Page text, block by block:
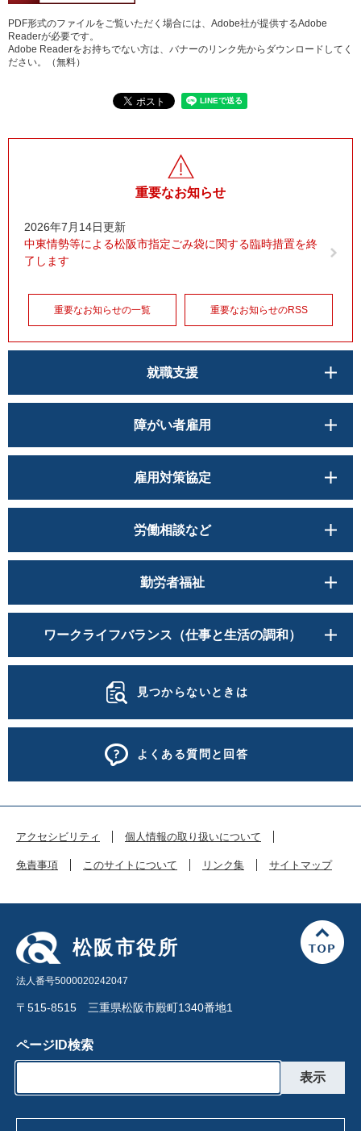
PDF形式のファイルをご覧いただく場合には、Adobe社が提供するAdobe
Readerが必要です。
Adobe Readerをお持ちでない方は、バナーのリンク先からダウンロードしてく
ださい。（無料）
重要なお知らせ
2026年7月14日更新
中東情勢等による松阪市指定ごみ袋に関する臨時措置を終
了します
重要なお知らせの一覧 重要なお知らせのRSS
就職支援
障がい者雇用
雇用対策協定
労働相談など
勤労者福祉
ワークライフバランス（仕事と生活の調和）
見つからないときは
よくある質問と回答
アクセシビリティ 個人情報の取り扱いについて
免責事項 このサイトについて リンク集 サイトマップ
松阪市役所
法人番号5000020242047
〒515-8515 三重県松阪市殿町1340番地1
ページID検索